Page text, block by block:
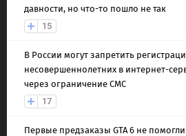
давности, но что-то пошло не так
15
В России могут запретить
несовершеннолетних в интернет-
через ограничение СМС
17
Первые предзаказы GTA 6 не